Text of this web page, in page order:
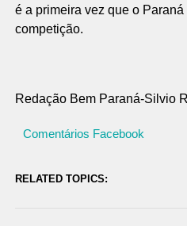
é a primeira vez que o
competição.
Redação Bem Paraná-Silvio
Comentários Facebook
RELATED TOPICS: